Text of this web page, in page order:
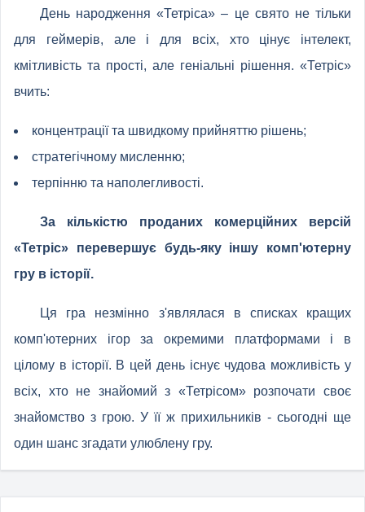
День народження «Тетріса» – це свято не тільки
для геймерів, але і для всіх, хто цінує інтелект,
кмітливість та прості, але геніальні рішення. «Тетріс»
вчить:
концентрації та швидкому прийняттю рішень;
стратегічному мисленню;
терпінню та наполегливості.
За кількістю проданих комерційних версій
«Тетріс» перевершує будь-яку іншу комп'ютерну
гру в історії.
Ця гра незмінно з'являлася в списках кращих
комп'ютерних ігор за окремими платформами і в
цілому в історії. В цей день існує чудова можливість у
всіх, хто не знайомий з «Тетрісом» розпочати своє
знайомство з грою. У її ж прихильників - сьогодні ще
один шанс згадати улюблену гру.